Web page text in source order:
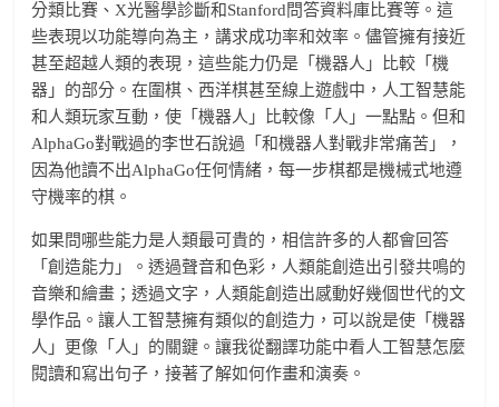
分類比賽、X光醫學診斷和Stanford問答資料庫比賽等。這
些表現以功能導向為主，講求成功率和效率。儘管擁有接近
甚至超越人類的表現，這些能力仍是「機器人」比較「機
器」的部分。在圍棋、西洋棋甚至線上遊戲中，人工智慧能
和人類玩家互動，使「機器人」比較像「人」一點點。但和
AlphaGo對戰過的李世石說過「和機器人對戰非常痛苦」，
因為他讀不出AlphaGo任何情緒，每一步棋都是機械式地遵
守機率的棋。
如果問哪些能力是人類最可貴的，相信許多的人都會回答
「創造能力」。透過聲音和色彩，人類能創造出引發共鳴的
音樂和繪畫；透過文字，人類能創造出感動好幾個世代的文
學作品。讓人工智慧擁有類似的創造力，可以說是使「機器
人」更像「人」的關鍵。讓我從翻譯功能中看人工智慧怎麼
閱讀和寫出句子，接著了解如何作畫和演奏。